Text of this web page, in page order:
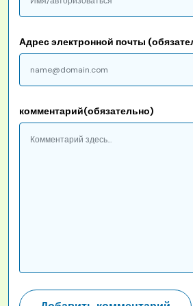
комментарий(обязательно)
Адрес электронной почты